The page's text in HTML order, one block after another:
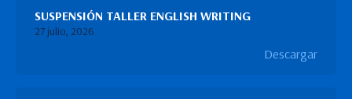
SUSPENSIÓN TALLER ENGLISH WRITING
27 julio, 2026
Descargar